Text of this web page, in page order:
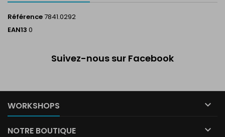
Référence7841.0292
EAN13 0
Suivez-nous sur Facebook
WORKSHOPS 
NOTRE BOUTIQUE 